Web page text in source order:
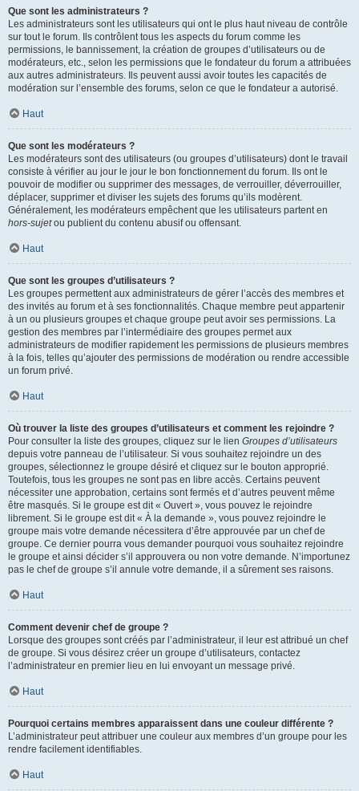
Que sont les administrateurs ?
Les administrateurs sont les utilisateurs qui ont le plus haut niveau de contrôle
sur tout le forum. Ils contrôlent tous les aspects du forum comme les
permissions, le bannissement, la création de groupes d’utilisateurs ou de
modérateurs, etc., selon les permissions que le fondateur du forum a attribuées
aux autres administrateurs. Ils peuvent aussi avoir toutes les capacités de
modération sur l’ensemble des forums, selon ce que le fondateur a autorisé.
Haut
Que sont les modérateurs ?
Les modérateurs sont des utilisateurs (ou groupes d’utilisateurs) dont le travail
consiste à vérifier au jour le jour le bon fonctionnement du forum. Ils ont le
pouvoir de modifier ou supprimer des messages, de verrouiller, déverrouiller,
déplacer, supprimer et diviser les sujets des forums qu’ils modèrent.
Généralement, les modérateurs empêchent que les utilisateurs partent en
hors-sujetou publient du contenu abusif ou offensant.
Haut
Que sont les groupes d’utilisateurs ?
Les groupes permettent aux administrateurs de gérer l’accès des membres et
des invités au forum et à ses fonctionnalités. Chaque membre peut appartenir
à un ou plusieurs groupes et chaque groupe peut avoir ses permissions. La
gestion des membres par l’intermédiaire des groupes permet aux
administrateurs de modifier rapidement les permissions de plusieurs membres
à la fois, telles qu’ajouter des permissions de modération ou rendre accessible
un forum privé.
Haut
Où trouver la liste des groupes d’utilisateurs et comment les rejoindre ?
Pour consulter la liste des groupes, cliquez sur le lien Groupes d’utilisateurs
depuis votre panneau de l’utilisateur. Si vous souhaitez rejoindre un des
groupes, sélectionnez le groupe désiré et cliquez sur le bouton approprié.
Toutefois, tous les groupes ne sont pas en libre accès. Certains peuvent
nécessiter une approbation, certains sont fermés et d’autres peuvent même
être masqués. Si le groupe est dit « Ouvert », vous pouvez le rejoindre
librement. Si le groupe est dit « À la demande », vous pouvez rejoindre le
groupe mais votre demande nécessitera d’être approuvée par un chef de
groupe. Ce dernier pourra vous demander pourquoi vous souhaitez rejoindre
le groupe et ainsi décider s’il approuvera ou non votre demande. N’importunez
pas le chef de groupe s’il annule votre demande, il a sûrement ses raisons.
Haut
Comment devenir chef de groupe ?
Lorsque des groupes sont créés par l’administrateur, il leur est attribué un chef
de groupe. Si vous désirez créer un groupe d’utilisateurs, contactez
l’administrateur en premier lieu en lui envoyant un message privé.
Haut
Pourquoi certains membres apparaissent dans une couleur différente ?
L’administrateur peut attribuer une couleur aux membres d’un groupe pour les
rendre facilement identifiables.
Haut